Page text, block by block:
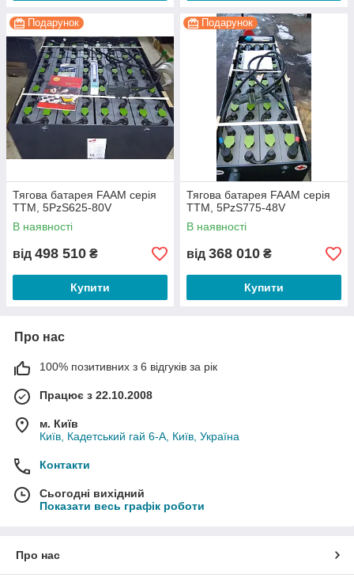
Подарунок
Тягова батарея FAAM серія
TTM, 5PzS625-80V
В наявності
від 498 510 ₴
Купити
Подарунок
Тягова батарея FAAM серія
TTM, 5PzS775-48V
В наявності
від 368 010 ₴
Купити
Про нас
100% позитивних з 6 відгуків за рік
Працює з 22.10.2008
м. Київ
Київ, Кадетський гай 6-А, Київ, Україна
Контакти
Сьогодні вихідний
Показати весь графік роботи
Про нас